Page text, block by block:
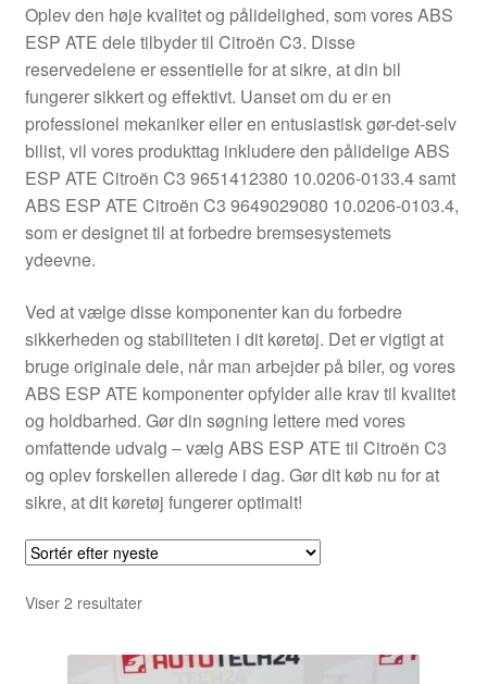
Klageprocedure
Kontakte
Kurv
Levering
Om os
Privatlivspolitik
Vilkår og betingelser
Oplev den høje kvalitet og pålidelighed, som vores ABS
ESP ATE dele tilbyder til Citroën C3. Disse
reservedelene er essentielle for at sikre, at din bil
fungerer sikkert og effektivt. Uanset om du er en
professionel mekaniker eller en entusiastisk gør-det-selv
bilist, vil vores produkttag inkludere den pålidelige ABS
ESP ATE Citroën C3 9651412380 10.0206-0133.4 samt
ABS ESP ATE Citroën C3 9649029080 10.0206-0103.4,
som er designet til at forbedre bremsesystemets
ydeevne.
Ved at vælge disse komponenter kan du forbedre
sikkerheden og stabiliteten i dit køretøj. Det er vigtigt at
bruge originale dele, når man arbejder på biler, og vores
ABS ESP ATE komponenter opfylder alle krav til kvalitet
og holdbarhed. Gør din søgning lettere med vores
omfattende udvalg – vælg ABS ESP ATE til Citroën C3
og oplev forskellen allerede i dag. Gør dit køb nu for at
sikre, at dit køretøj fungerer optimalt!
Viser 2 resultaterSorteret